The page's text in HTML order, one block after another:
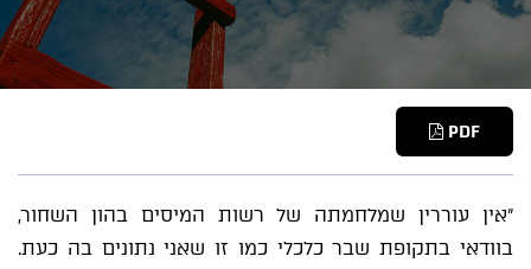
PDF
"אין עוררין שמלחמתה של רשות המיסים בהון השחור,
בוודאי בתקופת שבר כלכלי כמו זו שאני נתונים בה כעת.